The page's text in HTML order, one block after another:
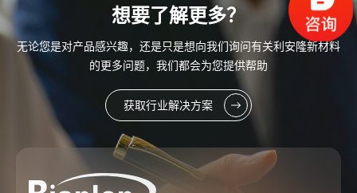
想要了解更多？
无论您是对产品感兴趣，还是只是想向我们询问有关利安隆新材料
的更多问题，我们都会为您提供帮助
获取行业解决方案